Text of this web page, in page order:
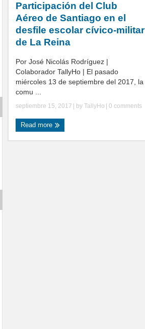
Participación del Club
Aéreo de Santiago en el
desfile escolar cívico-militar
de La Reina
Por José Nicolás Rodríguez |
Colaborador TallyHo | El pasado
miércoles 13 de septiembre del 2017, la
comu ...
septiembre 15, 2017 | by TallyHo 0 comments
Read more